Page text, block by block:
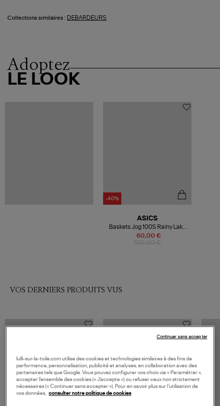
Collections similaires : DEBARDEURS
Adoptez
LE LOOK
-40%
60,00 €
ASICS
Baskets Jog 100S Rainy Lake
Birch
VOS DERNIERS PRODUITS VUS
lulli-sur-la-toile.com utilise des cookies et technologies similaires à des fins de
performance, personnalisation, publicité et analyses, en collaboration avec des
partenaires tels que Google. Vous pouvez configurer vos choix via « Paramétrer »,
accepter l’ensemble des cookies (« J’accepte ») ou refuser ceux non strictement
nécessaires (« Continuer sans accepter »). Pour en savoir plus sur l’utilisation de
vos données, consulter notre politique de cookies
Continuer sans accepter